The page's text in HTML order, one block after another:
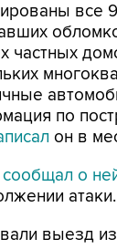
все
частных
по
он в
сообщал о
атаки.
выезд